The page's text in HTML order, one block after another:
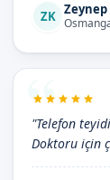
ZK Zeynep
"Telefon
Doktoru için